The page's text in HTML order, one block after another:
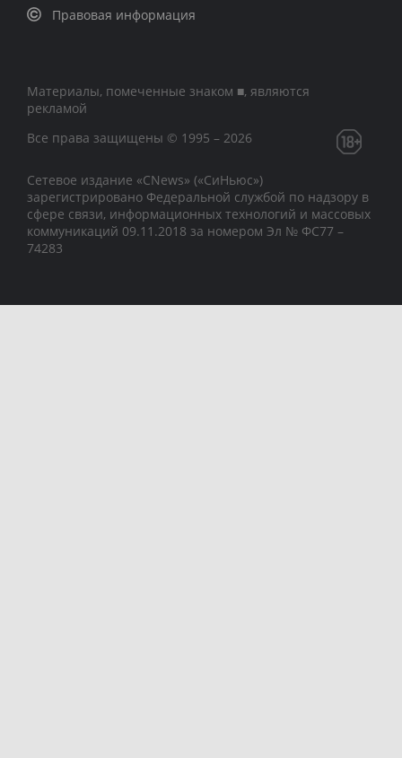
Правовая информация
Материалы, помеченные знаком ■, являются
рекламой
Все права защищены © 1995 – 2026
Сетевое издание «CNews» («СиНьюс»)
зарегистрировано Федеральной службой по надзору в
сфере связи, информационных технологий и массовых
коммуникаций 09.11.2018 за номером Эл № ФС77 –
74283